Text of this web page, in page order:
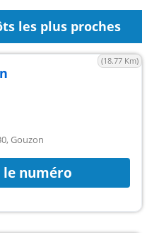
les plus proches
(18.77 Km)
Gouzon
numéro